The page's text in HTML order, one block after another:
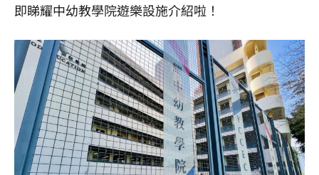
即睇耀中幼教學院遊樂設施介紹啦！